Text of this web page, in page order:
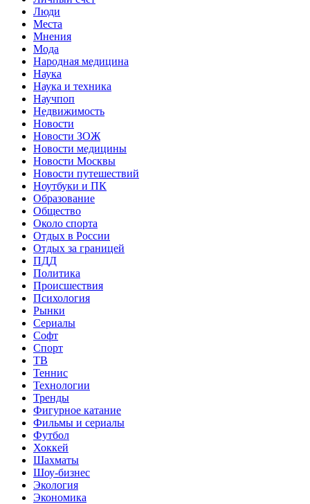
Люди
Места
Мнения
Мода
Народная медицина
Наука
Наука и техника
Научпоп
Недвижимость
Новости
Новости ЗОЖ
Новости медицины
Новости Москвы
Новости путешествий
Ноутбуки и ПК
Образование
Общество
Около спорта
Отдых в России
Отдых за границей
ПДД
Политика
Происшествия
Психология
Рынки
Сериалы
Софт
Спорт
ТВ
Теннис
Технологии
Тренды
Фигурное катание
Фильмы и сериалы
Футбол
Хоккей
Шахматы
Шоу-бизнес
Экология
Экономика